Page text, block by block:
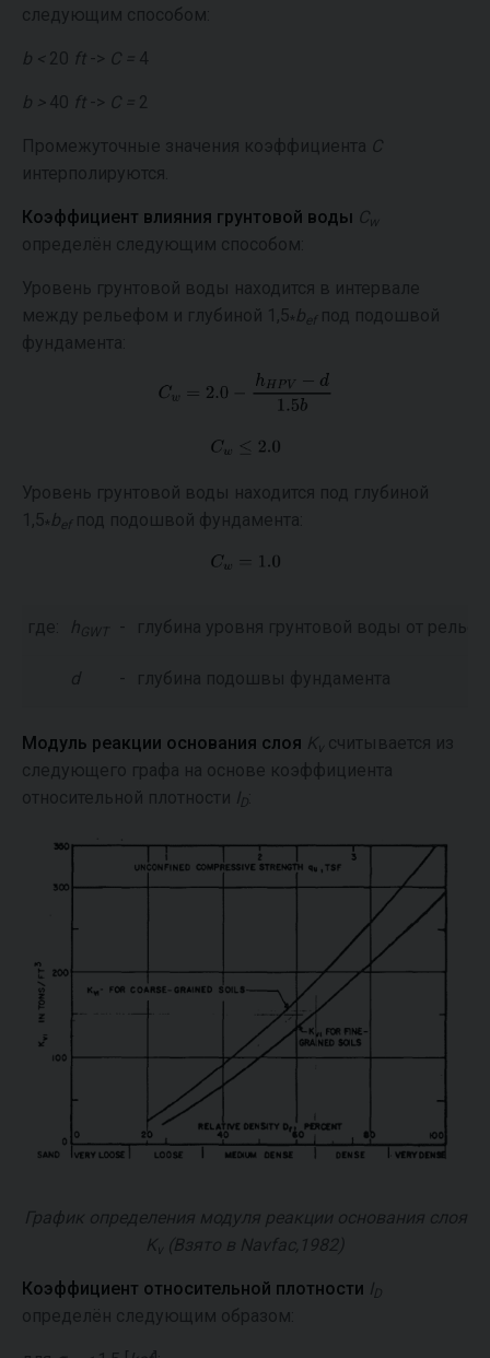
следующим способом:
b < 20 ft -> C = 4
b >40 ft -> C = 2
Промежуточные значения коэффициента C
интерполируются.
Коэффициент влияния грунтовой воды Cw
определён следующим способом:
Уровень грунтовой воды находится в интервале
между рельефом и глубиной 1,5 * bef под подошвой
фундамента:
Уровень грунтовой воды находится под глубиной
1,5 * bef под подошвой фундамента:
где: h GWT - глубина уровня грунтовой воды от
d - глубина подошвы фундамента
Модуль реакции основания слоя Kv считывается из
следующего графа на основе коэффициента
относительной плотности ID
График определения модуля реакции основания слоя
Kv (Взято в Navfac,1982)
Коэффициент относительной плотности ID
определён следующим образом: